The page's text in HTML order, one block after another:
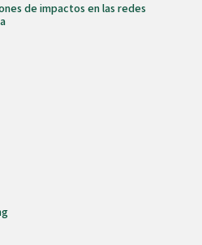
de impactos en las redes